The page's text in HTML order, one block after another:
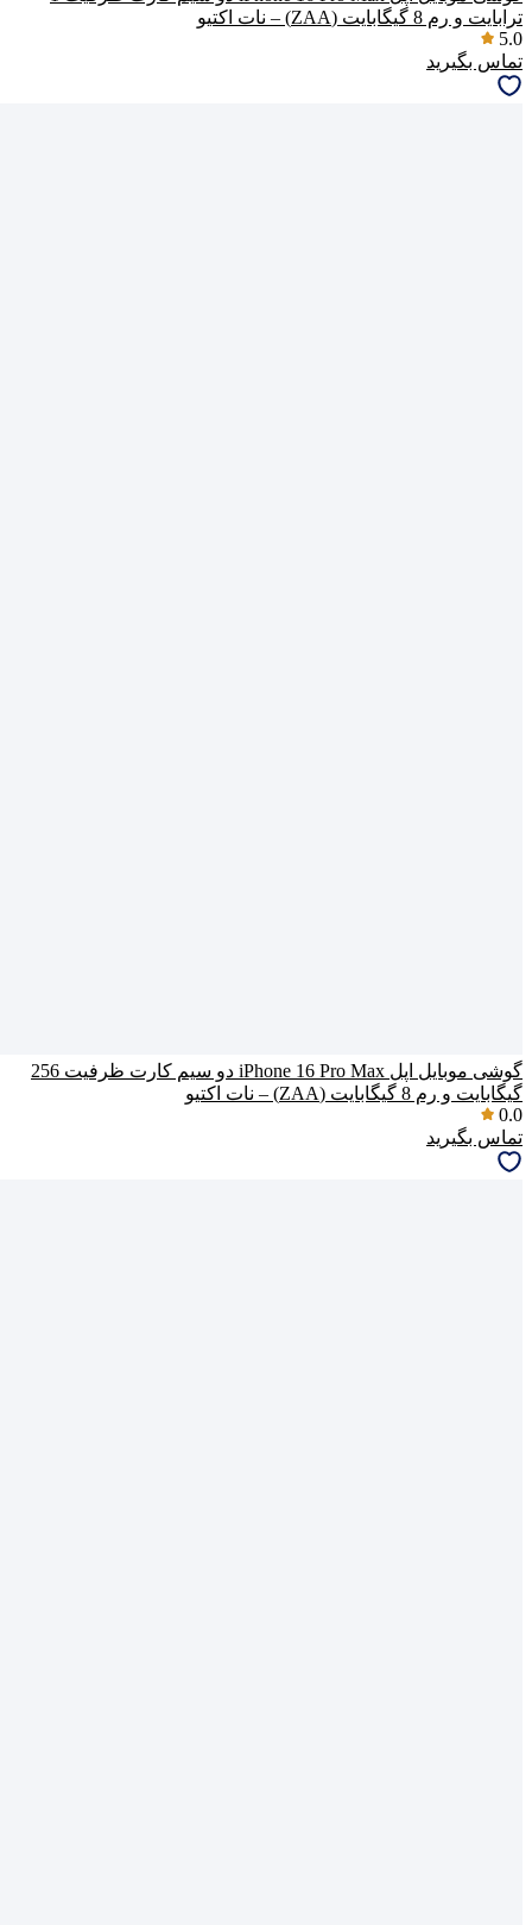
ترابایت و رم 8 گیگابایت (ZAA) – نات اکتیو
5.0
تماس بگیرید
گوشی موبایل اپل iPhone 16 Pro Max دو سیم کارت ظرفیت 256
گیگابایت و رم 8 گیگابایت (ZAA) – نات اکتیو
0.0
تماس بگیرید